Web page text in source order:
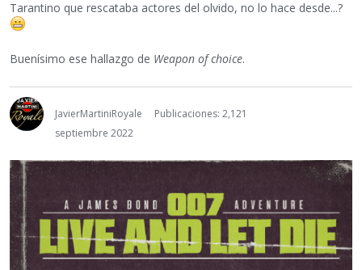
Tarantino que rescataba actores del olvido, no lo hace desde...?
Buenísimo ese hallazgo de Weapon of choice.
JavierMartiniRoyale
Publicaciones: 2,121
septiembre 2022